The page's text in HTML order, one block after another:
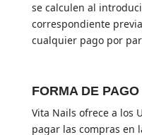
se calculen al
correspondiente
cualquier pago por
FORMA DE PAGO
Vita Nails ofrece a los
pagar las compras en